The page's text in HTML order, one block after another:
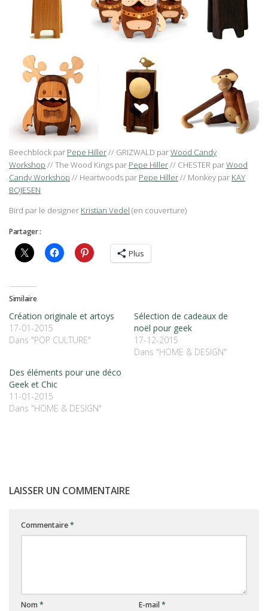
Beechblock par Pepe Hiller// GRIZWALD parWood Candy
Workshop // The Wood Kings par Pepe Hiller// CHESTER parWood
Candy Workshop // Heartwoods par Pepe Hiller// Monkey par KAY
BOJESEN
Bird par le designer Kristian Vedel (en couverture)
Partager :
Plus
Similaire
Création originale et artoys
17-01-2015
Dans "POP CULTURE"
Sélection de cadeaux de
noël pour geek
17-12-2015
Dans "HOME & DESIGN"
Des éléments pour une déco
Geek et Chic
11-01-2015
Dans "HOME & DESIGN"
LAISSER UN COMMENTAIRE
Commentaire*
Nom * E-mail*